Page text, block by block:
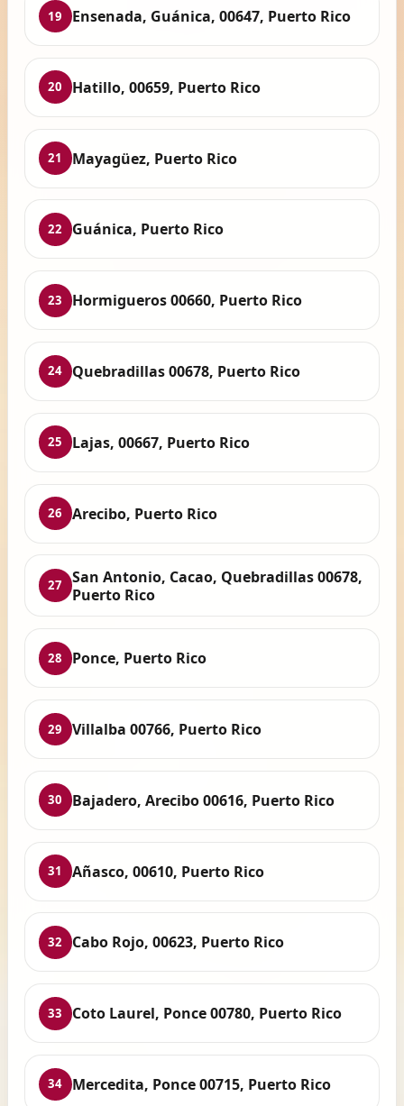
19 Ensenada, Guánica, 00647, Puerto Rico
20 Hatillo, 00659, Puerto Rico
21 Mayagüez, Puerto Rico
22 Guánica, Puerto Rico
23 Hormigueros 00660, Puerto Rico
24 Quebradillas 00678, Puerto Rico
25 Lajas, 00667, Puerto Rico
26 Arecibo, Puerto Rico
27
San Antonio, Cacao, Quebradillas 00678,
Puerto Rico
28 Ponce, Puerto Rico
29 Villalba 00766, Puerto Rico
30 Bajadero, Arecibo 00616, Puerto Rico
31 Añasco, 00610, Puerto Rico
32 Cabo Rojo, 00623, Puerto Rico
33 Coto Laurel, Ponce 00780, Puerto Rico
34 Mercedita, Ponce 00715, Puerto Rico